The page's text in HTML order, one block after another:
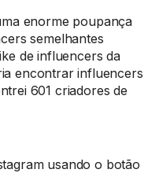
enorme poupança
semelhantes
de influencers da
encontrar influencers
601 criadores de
usando o botão